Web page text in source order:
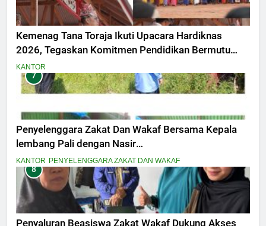
Kemenag Tana Toraja Ikuti Upacara Hardiknas
2026, Tegaskan Komitmen Pendidikan Bermutu
untuk Semua
KANTOR
7
Penyelenggara Zakat Dan Wakaf Bersama Kepala
lembang Pali dengan Nasir
MelaksanakanPeninjauan Lokasi Tanah Wakaf
Masjid Amal Bakti Pali Dalam penyesuaian titik
Lokasi secara fisik
KANTOR PENYELENGGARA ZAKAT DAN WAKAF
8
Penyaluran Beasiswa Zakat Wakaf Dukung Akses